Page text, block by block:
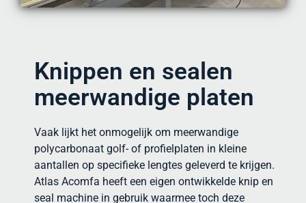
Knippen en sealen
meerwandige platen
Vaak lijkt het onmogelijk om meerwandige
polycarbonaat golf- of profielplaten in kleine
aantallen op specifieke lengtes geleverd te krijgen.
Atlas Acomfa heeft een eigen ontwikkelde knip en
seal machine in gebruik waarmee toch deze